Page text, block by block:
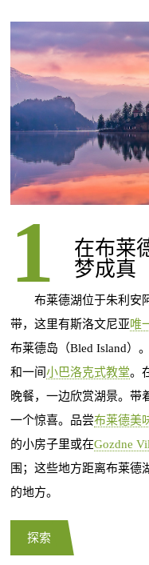
在布莱
梦成真
布莱德湖位于朱利安阿
带，这里有斯洛文尼亚唯
布莱德岛（Bled Island）
和一间 小巴洛克式教堂。
晚餐，一边欣赏湖景。带
一个惊喜。品尝布莱德美
的小房子里或在Gozdne
围；这些地方距离布莱德
的地方。
探索